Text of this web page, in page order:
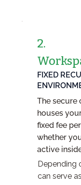
2.
FIXED
The secure
houses
fixed fee
whether
active
Depending
can serve